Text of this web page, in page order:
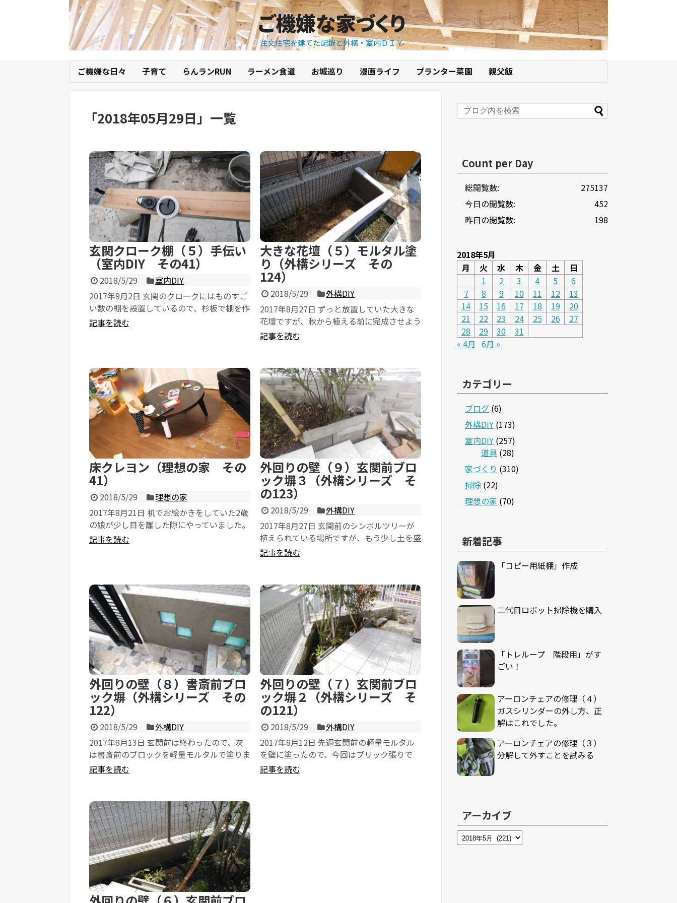
ご機嫌な家づくり
注文住宅を建てた記録と外構・室内ＤＩＹ
ご機嫌な日々 子育て らんランRUN ラーメン食道 お城巡り 漫画ライフ プランター菜園 親父飯
「2018年05月29日 」 一覧
玄関クローク棚（５）手伝い
（室内DIY その41）
2018/5/29
室内DIY
2017年9月2日 玄関のクロークにはものすご
い数の棚を設置しているので、杉板で棚を作
成していますがなかなか完成しません。 ...
記事を読む
大きな花壇（５）モルタル塗
り（外構シリーズ その
124）
2018/5/29
外構DIY
2017年8月27日 ずっと放置していた大きな
花壇ですが、秋から植える前に完成させよう
と思います。 構造としてはすでに出...
記事を読む
床クレヨン（理想の家 その
41）
2018/5/29
理想の家
2017年8月21日 机でお絵かきをしていた2歳
の娘が少し目を離した隙にやっていました。
何を描いたか分かりませんが、思...
記事を読む
外回りの壁（９）玄関前ブロ
ック塀３（外構シリーズ そ
の123）
2018/5/29
外構DIY
2017年8月27日 玄関前のシンボルツリーが
植えられている場所ですが、もう少し土を盛
ることにしました。 しかし、このま...
記事を読む
外回りの壁（８）書斎前ブロ
ック塀（外構シリーズ その
122）
2018/5/29
外構DIY
2017年8月13日 玄関前は終わったので、次
は書斎前のブロックを軽量モルタルで塗りま
す。 玄関前までやってみて、モルタ...
記事を読む
外回りの壁（７）玄関前ブロ
ック塀２（外構シリーズ そ
の121）
2018/5/29
外構DIY
2017年8月12日 先週玄関前の軽量モルタル
を壁に塗ったので、今回はブリック張りで
す。 これまでと同じようにブ...
記事を読む
Count per Day
275137
総閲覧数:
452
今日の閲覧数:
198
昨日の閲覧数:
2018年5月
月
火 水 木 金 土
日
1
2 3 4 5
6
7
8 9 10 11 12
13
14
15 16 17 18 19
20
21
22 23 24 25 26
27
28
29 30
31
« 4月 6月 »
カテゴリー
ブログ (6)
外構DIY (173)
室内DIY (257)
道具 (28)
家づくり (310)
掃除 (22)
理想の家 (70)
新着記事
「コピー用紙棚」作成
二代目ロボット掃除機を購入
「トレループ 階段用」がす
ごい！
アーロンチェアの修理（４）
ガスシリンダーの外し方、正
解はこれでした。
アーロンチェアの修理（３）
分解して外すことを試みる
アーカイブ